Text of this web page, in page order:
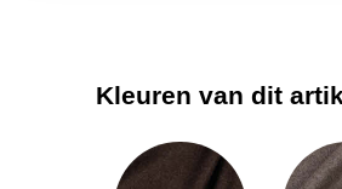
Kleuren van dit